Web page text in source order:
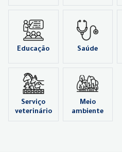
Educação Saúde
Serviço
veterinário
Meio
ambiente